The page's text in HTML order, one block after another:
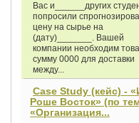
Вас и______других
попросили
цену на сырье на
(дату)_______. Вашей
компании необходим
сумму 0000 для доставки
между...
Case Study (кейс) -
Роше Восток» (по
«Организация...